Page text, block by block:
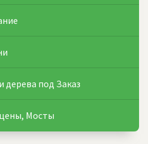
дерева под Заказ
Мосты